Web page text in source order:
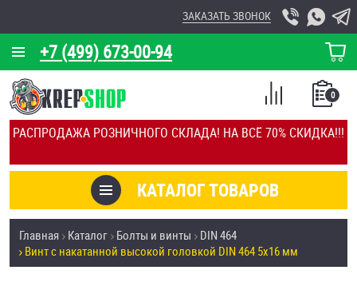
РАСПРОДАЖА РОЗНИЧНОГО СКЛАДА! НА ВСЁ 70% СКИДКА!!!
+7 (499) 673-00-94
ЗАКАЗАТЬ ЗВОНОК
КОРЗИНА
О КОМПАНИИ
КАЛЬКУЛЯТОР
ОТЗЫВЫ
УСЛУГИ
СКИДКИ
КАТАЛОГ ТОВАРОВ
0
СПИСОК
СРАВНЕНИЕ
Товары со скидкой
Анкеры
Главная Каталог Болты и винты
DIN 464
Винт с накатанной высокой головкой DIN 464 5х16 мм